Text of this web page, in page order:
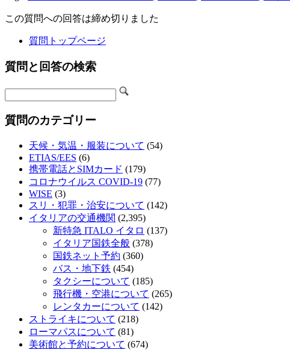
この質問への回答は締め切りました
質問トップページ
質問と回答の検索
質問のカテゴリー
天候・気温・服装について (54)
ETIAS/EES (6)
携帯電話とSIMカード (179)
コロナウイルス COVID-19 (77)
WISE (3)
スリ・犯罪・治安について (142)
イタリアの交通機関 (2,395)
新特急 ITALO イタロ (137)
イタリア国鉄全般 (378)
国鉄ネット予約 (360)
バス・地下鉄 (454)
タクシーについて (185)
飛行機・空港について (265)
レンタカーについて (142)
ストライキについて (218)
ローマパスについて (81)
美術館と予約について (674)